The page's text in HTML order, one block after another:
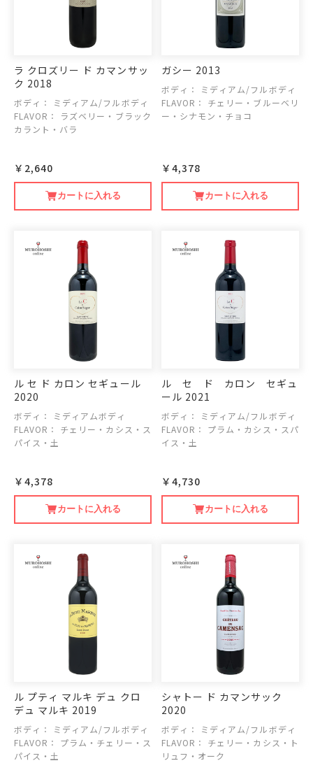
ラ クロズリー ド カマンサッ
ク 2018
ボディ：
ミディアム/フルボディ
FLAVOR：
ラズベリー・ブラック
カラント・バラ
￥2,640
カートに入れる
ガシー 2013
ボディ：
ミディアム/フルボディ
FLAVOR：
チェリー・ブルーベリ
ー・シナモン・チョコ
￥4,378
カートに入れる
ル セ ド カロン セギュール
2020
ボディ：
ミディアムボディ
FLAVOR：
チェリー・カシス・ス
パイス・土
￥4,378
カートに入れる
ル セ ド カロン セギュ
ール 2021
ボディ：
ミディアム/フルボディ
FLAVOR：
プラム・カシス・スパ
イス・土
￥4,730
カートに入れる
ル プティ マルキ デュ クロ
デュ マルキ 2019
ボディ：
ミディアム/フルボディ
FLAVOR：
プラム・チェリー・ス
パイス・土
シャトー ド カマンサック
2020
ボディ：
ミディアム/フルボディ
FLAVOR：
チェリー・カシス・ト
リュフ・オーク